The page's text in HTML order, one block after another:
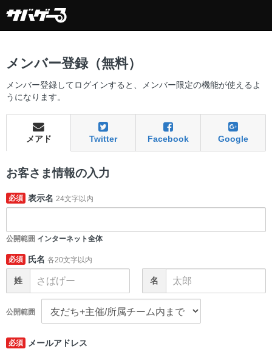
メンバー登録（無料）
メンバー登録してログインすると、メンバー限定の機能が使えるよ
うになります。
メアド Twitter Facebook Google
お客さま情報の入力
必須 表示名 24文字以内
公開範囲 インターネット全体
必須 氏名 各20文字以内
姓 名
公開範囲
必須 メールアドレス